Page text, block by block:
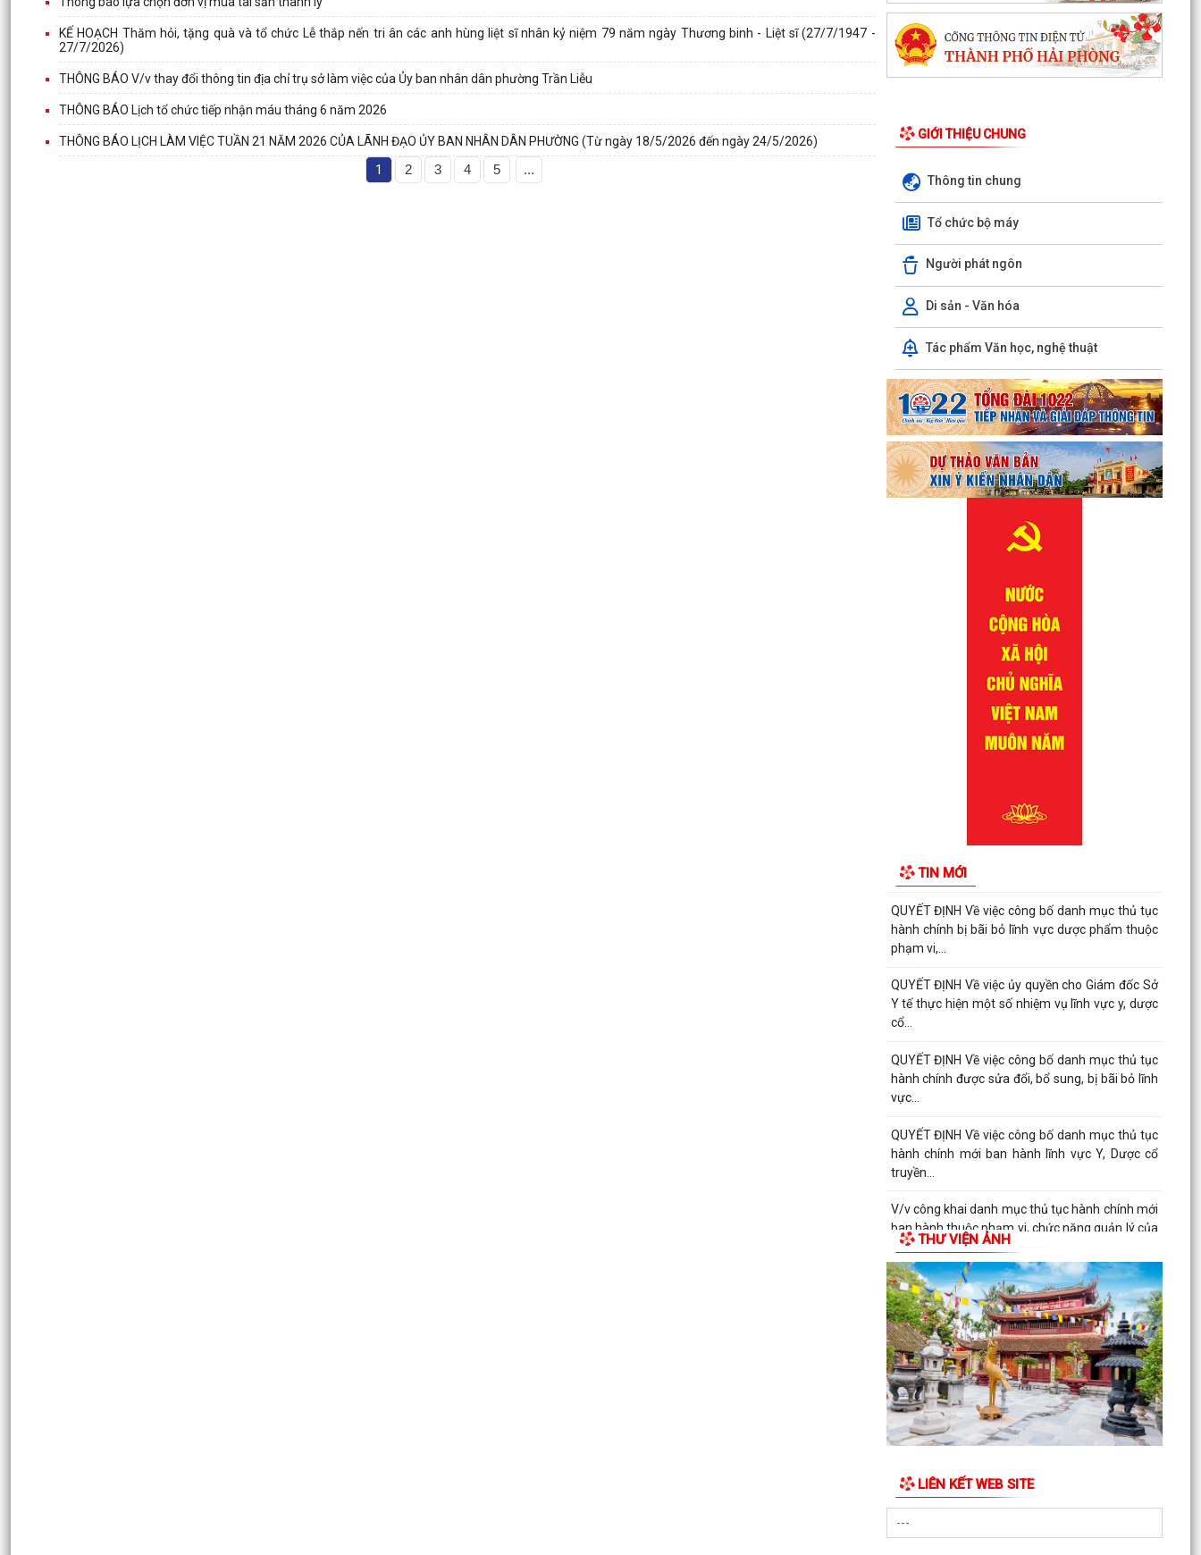
KẾ HOẠCH Thăm hỏi, tặng quà và tổ chức Lễ thắp nến tri ân các anh hùng liệt sĩ nhân kỷ niệm 79 năm ngày Thương binh - Liệt sĩ (27/7/1947 -
27/7/2026)
THÔNG BÁO V/v thay đổi thông tin địa chỉ trụ sở làm việc của Ủy ban nhân dân phường Trần Liễu
THÔNG BÁO Lịch tổ chức tiếp nhận máu tháng 6 năm 2026
THÔNG BÁO LỊCH LÀM VIỆC TUẦN 21 NĂM 2026 CỦA LÃNH ĐẠO ỦY BAN NHÂN DÂN PHƯỜNG (Từ ngày 18/5/2026 đến ngày 24/5/2026)
1 2 3 4 5 ...
GIỚI THIỆU CHUNG
Thông tin chung
Tổ chức bộ máy
Người phát ngôn
Di sản - Văn hóa
Tác phẩm Văn học, nghệ thuật
TIN MỚI
QUYẾT ĐỊNH Về việc công bố danh mục thủ tục
hành chính được sửa đổi, bổ sung lĩnh vực
QUYẾT ĐỊNH Về việc công bố danh mục thủ tục
hành chính được sửa đổi, bổ sung lĩnh vực
QUYẾT ĐỊNH Về việc công bố danh mục thủ tục
hành chính được sửa đổi, bổ sung, bị bãi bỏ lĩnh
phạm vi,...
QUYẾT ĐỊNH Về việc công bố danh mục thủ tục
hành chính bị bãi bỏ lĩnh vực dược phẩm thuộc
phạm vi,...
QUYẾT ĐỊNH Về việc ủy quyền cho Giám đốc Sở
Y tế thực hiện một số nhiệm vụ lĩnh vực y, dược
cổ...
QUYẾT ĐỊNH Về việc công bố danh mục thủ tục
hành chính được sửa đổi, bổ sung, bị bãi bỏ lĩnh
vực...
QUYẾT ĐỊNH Về việc công bố danh mục thủ tục
hành chính mới ban hành lĩnh vực Y, Dược cổ
truyền...
V/v công khai danh mục thủ tục hành chính mới
ban hành thuộc phạm vi, chức năng quản lý của
Sở Y tế
THÔNG BÁO Về việc công khai số điện thoại
đường dây nóng, Fanpage tiếp nhận thông tin
phản ánh,...
QUYẾT ĐỊNH Về việc công bố danh mục thủ tục
hành chính mới ban hành lĩnh vực Y, Dược cổ
truyền...
QUYẾT ĐỊNH Về việc công bố danh mục thủ tục
QUYẾT ĐỊNH Về việc công bố danh mục thủ tục
hành chính được sửa đổi, bổ sung và bị bãi bỏ
THƯ VIỆN ẢNH
LIÊN KẾT WEB SITE